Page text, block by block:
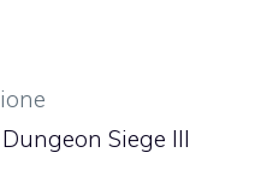
Siege III